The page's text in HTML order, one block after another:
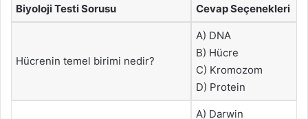
Biyoloji Testi Sorusu Cevap Seçenekleri
Hücrenin temel birimi nedir?
A) DNA
B) Hücre
C) Kromozom
D) Protein
A) Darwin